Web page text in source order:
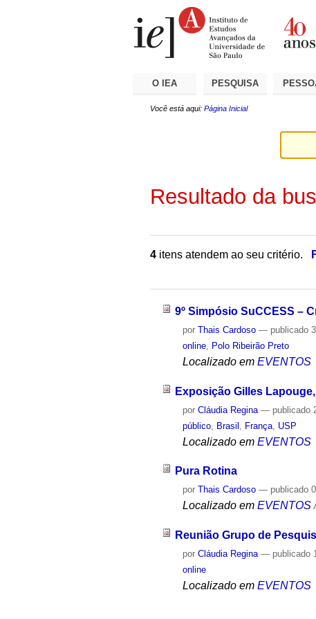
O IEA PESQUISA
Você está aqui: Página Inicial
Resultado da
4 itens atendem ao seu critério.
9º Simpósio SuCCESS –
porThais Cardoso — publicado
online
Polo Ribeirão Preto
Localizado em EVENTOS
Exposição Gilles
porCláudia Regina — publicado
público Brasil França USP
Localizado em EVENTOS
Pura Rotina
porThais Cardoso — publicado
Localizado em EVENTOS
Reunião Grupo de
porCláudia Regina — publicado
online
Localizado em EVENTOS